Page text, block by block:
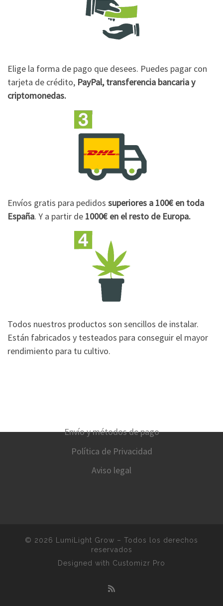
Elige la forma de pago que desees. Puedes pagar con
tarjeta de crédito, PayPal, transferencia bancaria y
criptomonedas.
Envíos gratis para pedidos superiores a 100€ en toda
España. Y a partir de 1000€ en el resto de Europa.
Todos nuestros productos son sencillos de instalar.
Están fabricados y testeados para conseguir el mayor
rendimiento para tu cultivo.
Envío y métodos de pago
Política de Privacidad
Aviso legal
© 2026 LumiLight Grow – Todos los derechos
reservados
Designed with Customizr Pro